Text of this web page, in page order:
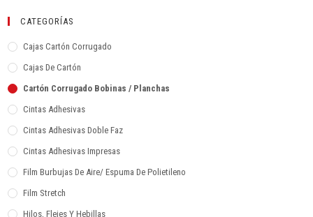
CATEGORÍAS
Cajas Cartón Corrugado
Cajas De Cartón
Cartón Corrugado Bobinas / Planchas
Cintas Adhesivas
Cintas Adhesivas Doble Faz
Cintas Adhesivas Impresas
Film Burbujas De Aire/ Espuma De Polietileno
Film Stretch
Hilos, Flejes Y Hebillas